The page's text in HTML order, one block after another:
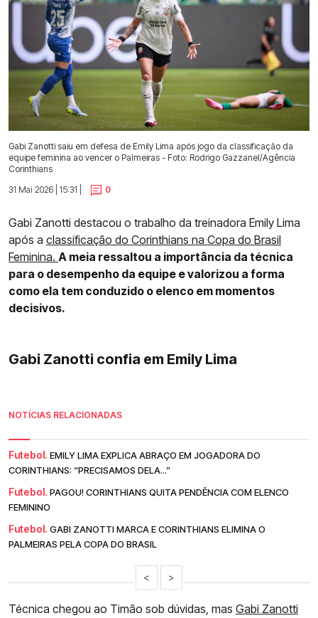
Gabi Zanotti saiu em defesa de Emily Lima após jogo da classificação da
equipe feminina ao vencer o Palmeiras - Foto: Rodrigo Gazzanel/Agência
Corinthians
31 Mai 2026 | 15:31 |
0
Gabi Zanotti destacou o trabalho da treinadora Emily Lima
após a classificação do Corinthians na Copa do Brasil
Feminina. A meia ressaltou a importância da técnica
para o desempenho da equipe e valorizou a forma
como ela tem conduzido o elenco em momentos
decisivos.
Gabi Zanotti confia em Emily Lima
NOTÍCIAS RELACIONADAS
Futebol. EMILY LIMA EXPLICA ABRAÇO EM JOGADORA DO
CORINTHIANS: “PRECISAMOS DELA...”
Futebol. PAGOU! CORINTHIANS QUITA PENDÊNCIA COM ELENCO
FEMININO
Futebol. GABI ZANOTTI MARCA E CORINTHIANS ELIMINA O
PALMEIRAS PELA COPA DO BRASIL
< >
Técnica chegou ao Timão sob dúvidas, mas Gabi Zanotti